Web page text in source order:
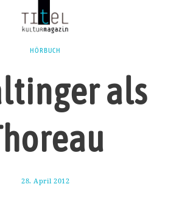
HÖRBUCH
als
28. April 2012